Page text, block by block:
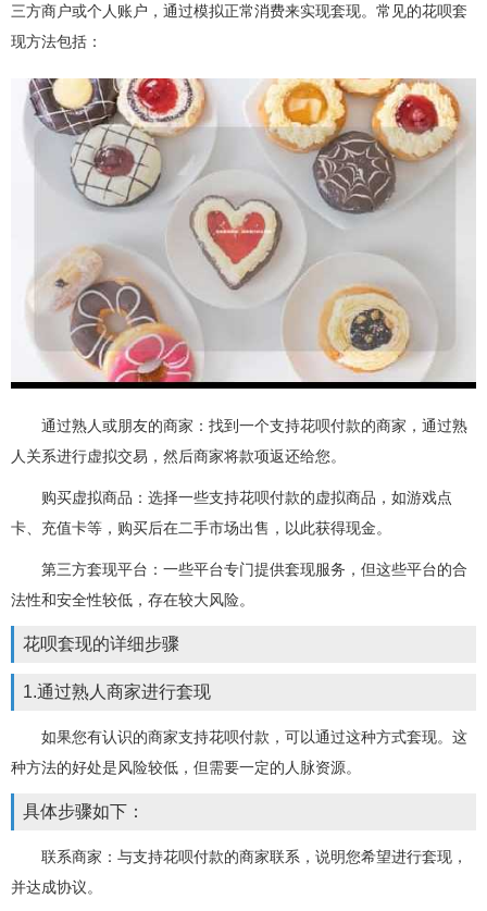
三方商户或个人账户，通过模拟正常消费来实现套现。常见的花呗套
现方法包括：
通过熟人或朋友的商家：找到一个支持花呗付款的商家，通过熟
人关系进行虚拟交易，然后商家将款项返还给您。
购买虚拟商品：选择一些支持花呗付款的虚拟商品，如游戏点
卡、充值卡等，购买后在二手市场出售，以此获得现金。
第三方套现平台：一些平台专门提供套现服务，但这些平台的合
法性和安全性较低，存在较大风险。
花呗套现的详细步骤
1.通过熟人商家进行套现
如果您有认识的商家支持花呗付款，可以通过这种方式套现。这
种方法的好处是风险较低，但需要一定的人脉资源。
具体步骤如下：
联系商家：与支持花呗付款的商家联系，说明您希望进行套现，
并达成协议。